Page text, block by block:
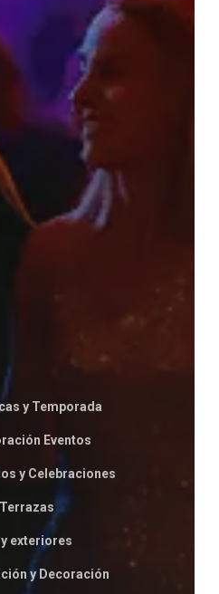
y Temporada
Eventos
y Celebraciones
exteriores
y Decoración